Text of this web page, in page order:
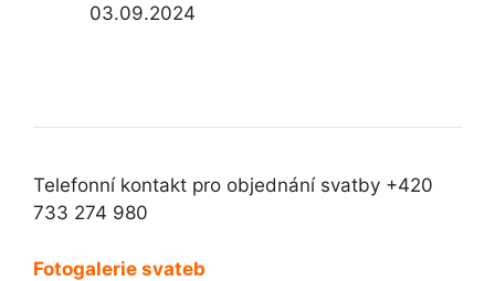
03.09.2024
Telefonní kontakt pro objednání svatby +420
733 274 980
Fotogalerie svateb